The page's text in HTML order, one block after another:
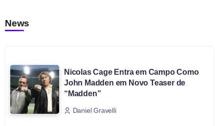
News
Nicolas Cage Entra em Campo Como
John Madden em Novo Teaser de
“Madden”
Daniel Gravelli